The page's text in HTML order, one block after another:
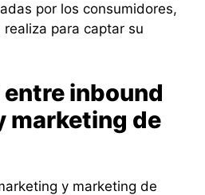
por los consumidores,
para captar su
inbound
marketing de
y marketing de